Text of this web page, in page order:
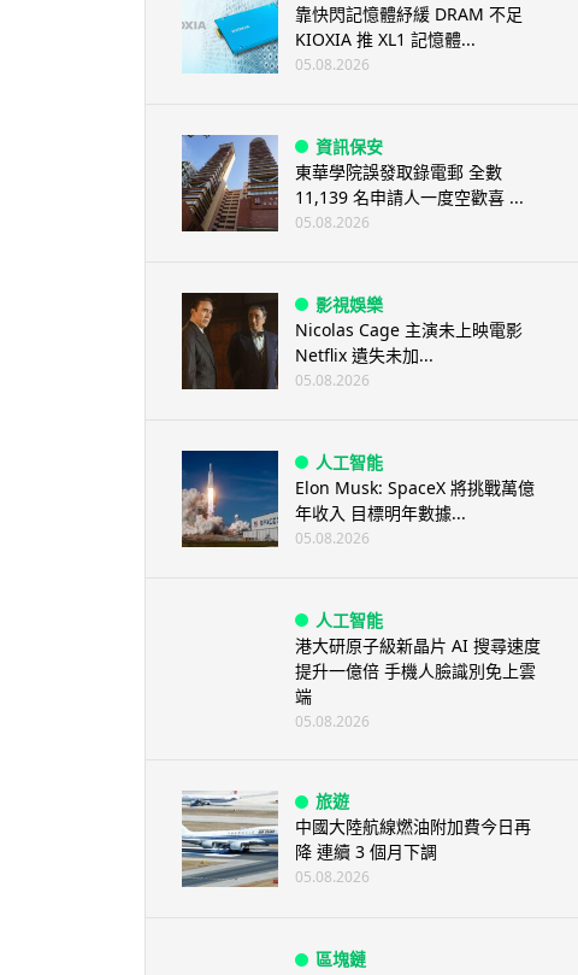
靠快閃記憶體紓緩 DRAM 不足
KIOXIA 推 XL1 記憶體...
05.08.2026
資訊保安
東華學院誤發取錄電郵 全數
11,139 名申請人一度空歡喜 ...
05.08.2026
影視娛樂
Nicolas Cage 主演未上映電影
Netflix 遺失未加...
05.08.2026
人工智能
Elon Musk: SpaceX 將挑戰萬億
年收入 目標明年數據...
05.08.2026
人工智能
港大研原子級新晶片 AI 搜尋速度
提升一億倍 手機人臉識別免上雲
端
05.08.2026
旅遊
中國大陸航線燃油附加費今日再
降 連續 3 個月下調
05.08.2026
區塊鏈